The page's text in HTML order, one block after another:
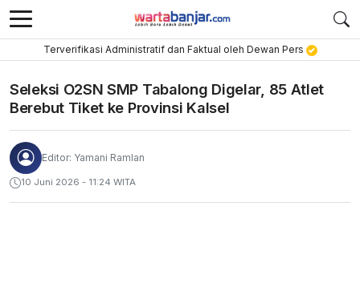
Terverifikasi Administratif dan Faktual oleh Dewan Pers
Seleksi O2SN SMP Tabalong Digelar, 85 Atlet
Berebut Tiket ke Provinsi Kalsel
Editor: Yamani Ramlan
10 Juni 2026 - 11:24 WITA